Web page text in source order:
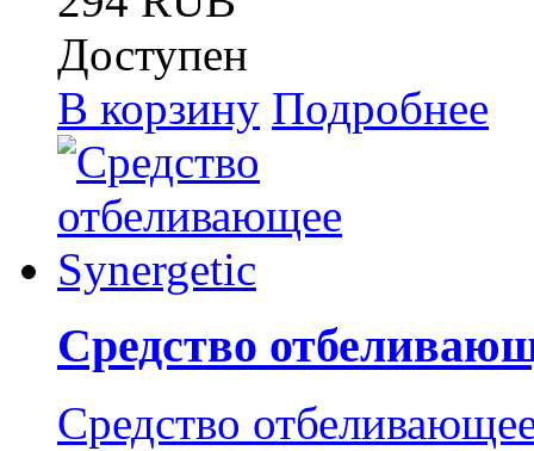
Доступен
В корзину Подробнее
Средство
Средство